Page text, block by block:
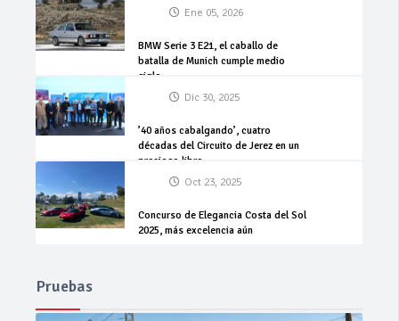
Ene 05, 2026
BMW Serie 3 E21, el caballo de
batalla de Munich cumple medio
siglo
Dic 30, 2025
’40 años cabalgando’, cuatro
décadas del Circuito de Jerez en un
precioso libro
Oct 23, 2025
Concurso de Elegancia Costa del Sol
2025, más excelencia aún
Pruebas